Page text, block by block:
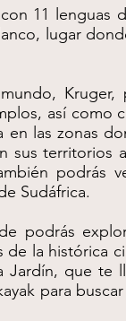
11 lenguas
lugar
así como
las zonas
sus territorios
podrás
Sudáfrica.
podrás
la histórica
que te
para